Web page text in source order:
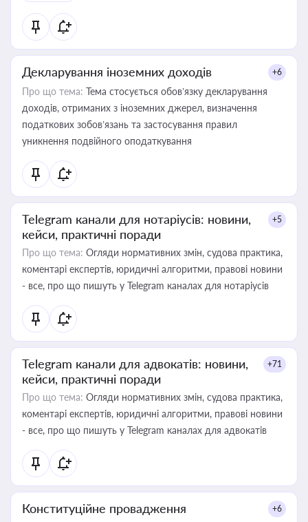
Декларування іноземних доходів +6
Про що тема: Тема стосується обов’язку декларування
доходів, отриманих з іноземних джерел, визначення
податкових зобов’язань та застосування правил
уникнення подвійного оподаткування
Telegram канали для нотаріусів: новини,
кейси, практичні поради
+5
Про що тема: Огляди нормативних змін, судова практика,
коментарі експертів, юридичні алгоритми, правові новини
- все, про що пишуть у Telegram каналах для нотаріусів
Telegram канали для адвокатів: новини,
кейси, практичні поради
+71
Про що тема: Огляди нормативних змін, судова практика,
коментарі експертів, юридичні алгоритми, правові новини
- все, про що пишуть у Telegram каналах для адвокатів
Конституційне провадження +6